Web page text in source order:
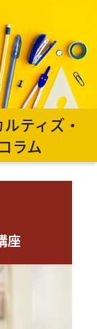
ティズ・
コラム
座